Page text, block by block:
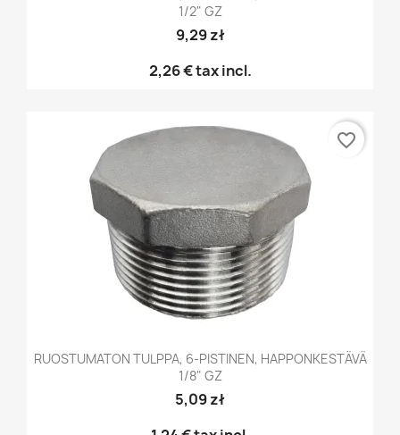
1/2" GZ
9,29 zł
2,26 €tax incl.
RUOSTUMATON TULPPA, 6-PISTINEN, HAPPONKESTÄVÄ
1/8" GZ
5,09 zł
favorite_border